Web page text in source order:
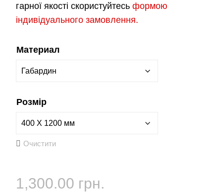
гарної якості скористуйтесь формою
індивідуального замовлення.
Материал
Розмір
Очистити
1,300.00 грн.